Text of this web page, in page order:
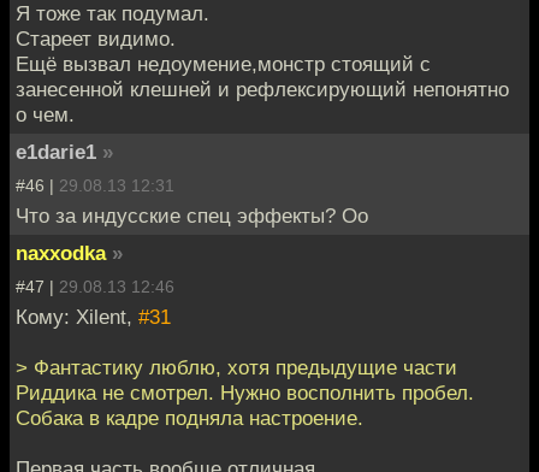
Я тоже так подумал.
Стареет видимо.
Ещё вызвал недоумение,монстр стоящий с
занесенной клешней и рефлексирующий непонятно
о чем.
e1darie1 »
#46 | 29.08.13 12:31
Что за индусские спец эффекты? Оо
naxxodka »
#47 | 29.08.13 12:46
Кому: Xilent, #31
> Фантастику люблю, хотя предыдущие части
Риддика не смотрел. Нужно восполнить пробел.
Собака в кадре подняла настроение.